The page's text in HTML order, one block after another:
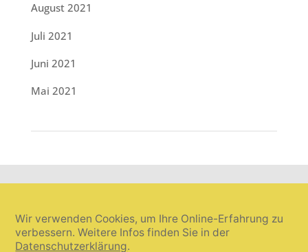
August 2021
Juli 2021
Juni 2021
Mai 2021
Wir verwenden Cookies, um Ihre Online-Erfahrung zu
verbessern. Weitere Infos finden Sie in der
Datenschutzerklärung.